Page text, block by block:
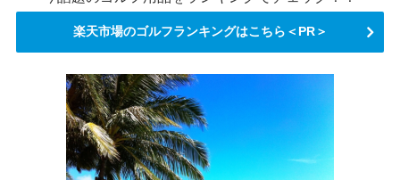
楽天市場のゴルフランキングはこちら＜PR＞